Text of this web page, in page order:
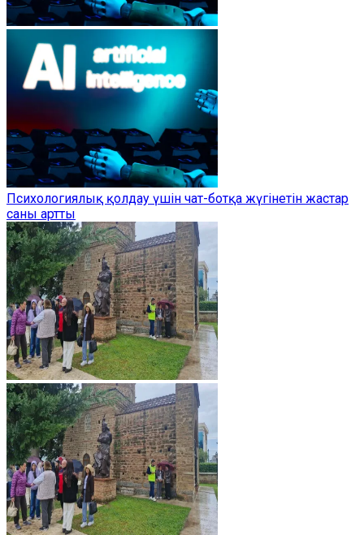
Психологиялық қолдау үшін чат-ботқа жүгінетін жастар
саны артты